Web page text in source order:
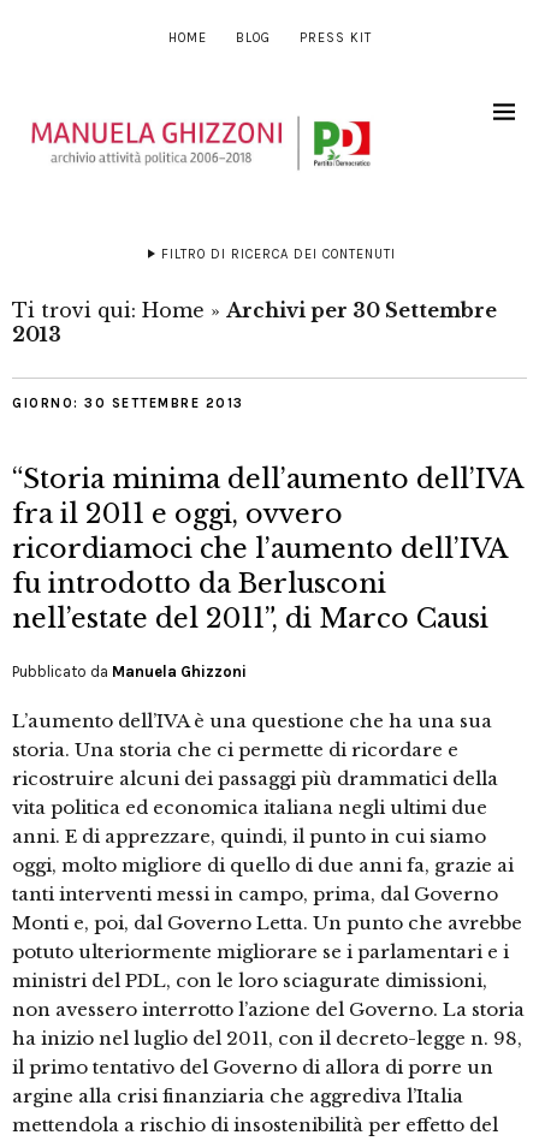
HOME BLOG PRESS KIT
FILTRO DI RICERCA DEI CONTENUTI
Ti trovi qui: Home » Archivi per 30 Settembre
2013
GIORNO: 30 SETTEMBRE 2013
“Storia minima dell’aumento dell’IVA
fra il 2011 e oggi, ovvero
ricordiamoci che l’aumento dell’IVA
fu introdotto da Berlusconi
nell’estate del 2011”, di Marco Causi
Pubblicato da Manuela Ghizzoni
L’aumento dell’IVA è una questione che ha una sua
storia. Una storia che ci permette di ricordare e
ricostruire alcuni dei passaggi più drammatici della
vita politica ed economica italiana negli ultimi due
anni. E di apprezzare, quindi, il punto in cui siamo
oggi, molto migliore di quello di due anni fa, grazie ai
tanti interventi messi in campo, prima, dal Governo
Monti e, poi, dal Governo Letta. Un punto che avrebbe
potuto ulteriormente migliorare se i parlamentari e i
ministri del PDL, con le loro sciagurate dimissioni,
non avessero interrotto l’azione del Governo. La storia
ha inizio nel luglio del 2011, con il decreto-legge n. 98,
il primo tentativo del Governo di allora di porre un
argine alla crisi finanziaria che aggrediva l’Italia
mettendola a rischio di insostenibilità per effetto del